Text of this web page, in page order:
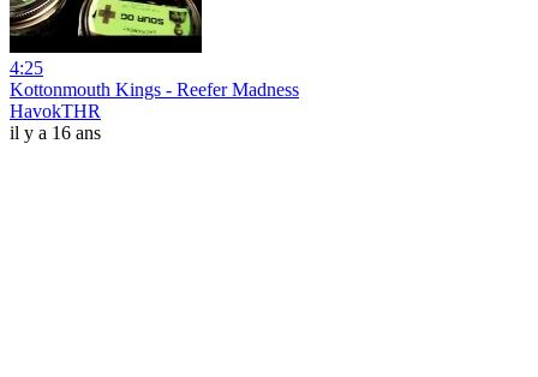
4:25
Kottonmouth Kings - Reefer Madness
HavokTHR
il y a 16 ans